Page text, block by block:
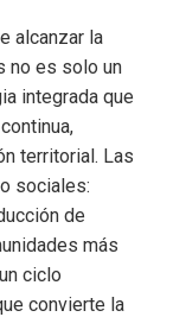
alcanzar la
no es solo un
integrada que
territorial. Las
sociales:
de
más
ciclo
convierte la